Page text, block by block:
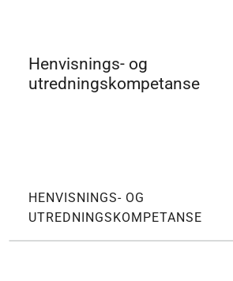
Henvisnings- og
utredningskompetanse
HENVISNINGS- OG
UTREDNINGSKOMPETANSE